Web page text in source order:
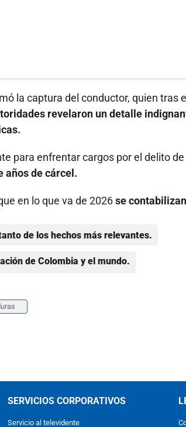
la captura del conductor, quien tras el
revelaron un detalle
para enfrentar cargos por el delito de
años de cárcel.
en lo que va de 2026se
de los hechos más relevantes.
de Colombia y el mundo.
SERVICIOS CORPORATIVOS
Servicio al televidente